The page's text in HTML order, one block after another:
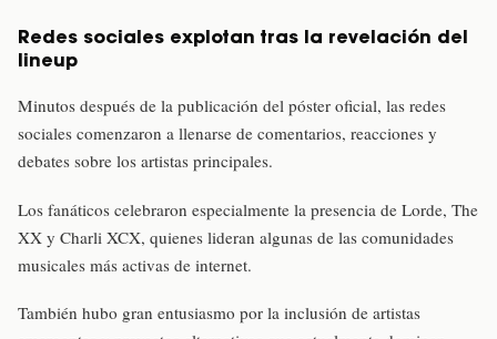
Redes sociales explotan tras la revelación del
lineup
Minutos después de la publicación del póster oficial, las redes
sociales comenzaron a llenarse de comentarios, reacciones y
debates sobre los artistas principales.
Los fanáticos celebraron especialmente la presencia de Lorde, The
XX y Charli XCX, quienes lideran algunas de las comunidades
musicales más activas de internet.
También hubo gran entusiasmo por la inclusión de artistas